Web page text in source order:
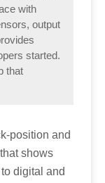
with
output
started.
that
position and
shows
digital and